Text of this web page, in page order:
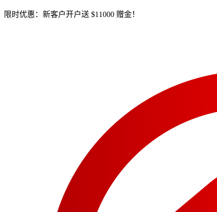
限时优惠：新客户开户送 $11000 赠金！